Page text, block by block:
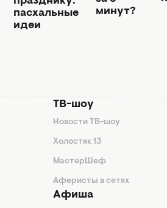
пасхальные
идеи
минут?
ТВ-шоу
Новости ТВ-шоу
Холостяк 13
МастерШеф
Аферисты в сетях
Афиша